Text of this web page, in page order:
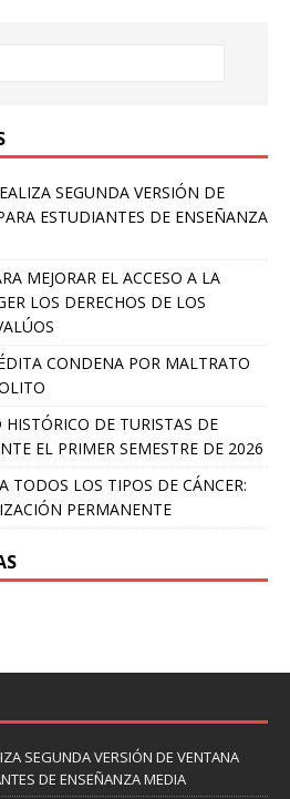
SEGUNDA VERSIÓN DE
ESTUDIANTES DE ENSEÑANZA
MEJORAR EL ACCESO A LA
LOS DERECHOS DE LOS
CONDENA POR MALTRATO
DE TURISTAS DE
EL PRIMER SEMESTRE DE 2026
TODOS LOS TIPOS DE CÁNCER:
PERMANENTE
SEGUNDA VERSIÓN DE VENTANA
DE ENSEÑANZA MEDIA